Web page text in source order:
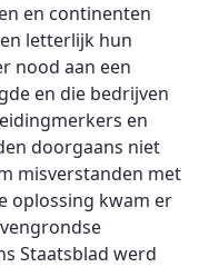
en continenten
letterlijk hun
nood aan een
en die bedrijven
en
doorgaans niet
misverstanden met
oplossing kwam er
Staatsblad werd